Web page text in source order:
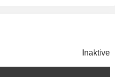
Mark Robson
Inaktive